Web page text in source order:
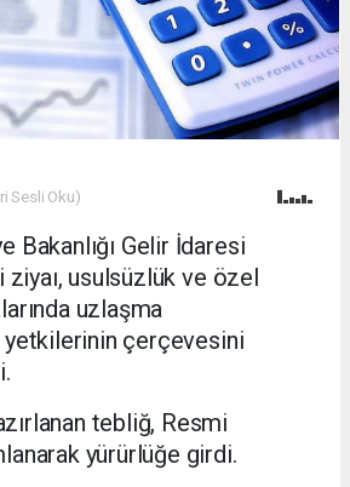
Sesli Oku)
Bakanlığı Gelir İdaresi
ziyaı, usulsüzlük ve özel
uzlaşma
yetkilerinin çerçevesini
tebliğ, Resmi
yürürlüğe girdi.